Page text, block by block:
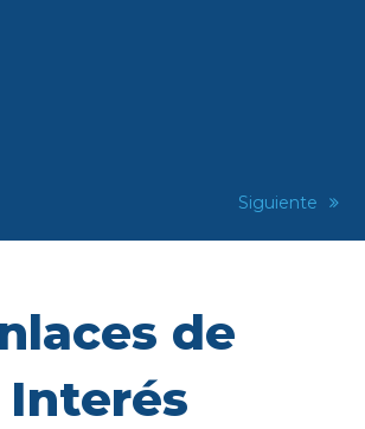
next
Siguiente
de
Interés